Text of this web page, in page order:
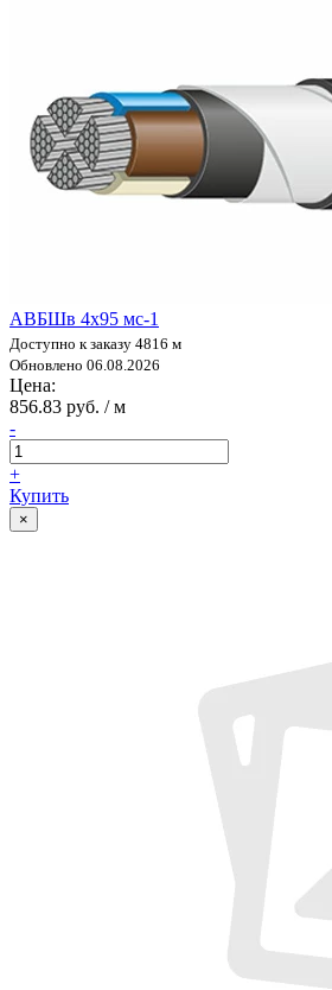
АВБШв 4х95 мс-1
Доступно к заказу 4816 м
Обновлено 06.08.2026
Цена:
856.83 руб. / м
-
+
Купить
×